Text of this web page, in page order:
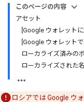
このページの内容
アセット
[Google ウォレット
[Google ウォレット
ローカライズ済みの
ローカライズされた
ロシアでは Google ウ